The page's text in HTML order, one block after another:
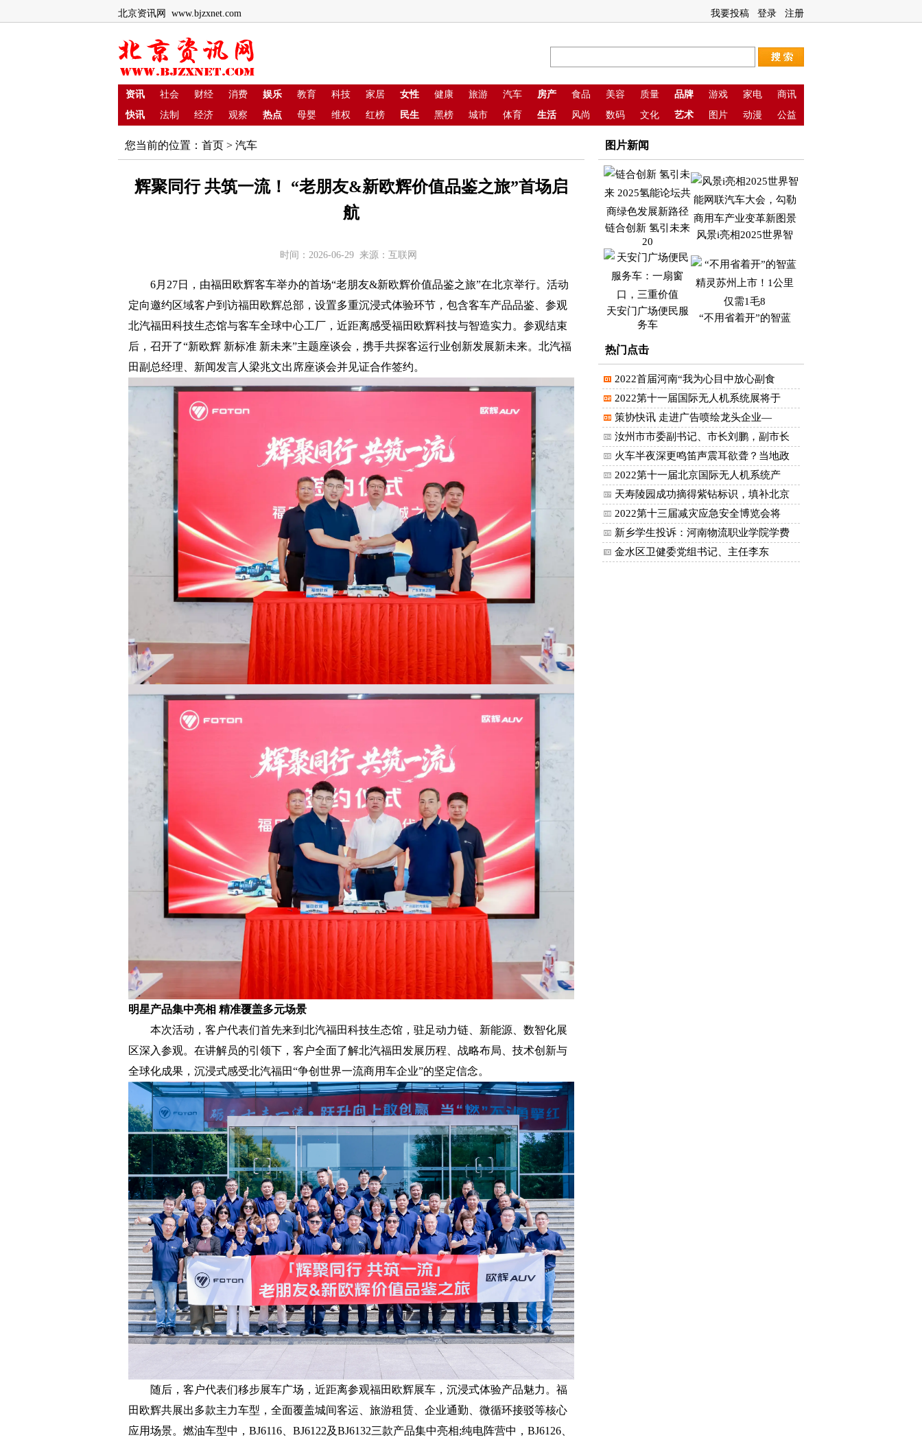
北京资讯网 www.bjzxnet.com 我要投稿 登录 注册
资讯 社会 财经 消费 娱乐 教育 科技 家居 女性 健康 旅游 汽车 房产 食品 美容 质量 品牌 游戏 家电
商讯
快讯
法制 经济 观察 热点 母婴 维权 红榜 民生 黑榜 城市 体育 生活 风尚 数码 文化 艺术 图片 动漫 公益
您当前的位置： 首页 > 汽车
辉聚同行 共筑一流！ “老朋友&新欧辉价值品鉴之旅”首场启
航
时间：2026-06-29 来源：互联网
6月27日，由福田欧辉客车举办的首场“老朋友&新欧辉价值品鉴之旅”在北京举行。活动
定向邀约区域客户到访福田欧辉总部，设置多重沉浸式体验环节，包含客车产品品鉴、参观
北汽福田科技生态馆与客车全球中心工厂，近距离感受福田欧辉科技与智造实力。参观结束
后，召开了“新欧辉 新标准 新未来”主题座谈会，携手共探客运行业创新发展新未来。北汽福
田副总经理、新闻发言人梁兆文出席座谈会并见证合作签约。
明星产品集中亮相 精准覆盖多元场景
本次活动，客户代表们首先来到北汽福田科技生态馆，驻足动力链、新能源、数智化展
区深入参观。在讲解员的引领下，客户全面了解北汽福田发展历程、战略布局、技术创新与
全球化成果，沉浸式感受北汽福田“争创世界一流商用车企业”的坚定信念。
随后，客户代表们移步展车广场，近距离参观福田欧辉展车，沉浸式体验产品魅力。福
田欧辉共展出多款主力车型，全面覆盖城间客运、旅游租赁、企业通勤、微循环接驳等核心
应用场景。燃油车型中，BJ6116、BJ6122及BJ6132三款产品集中亮相;纯电阵营中，BJ6126、
图片新闻
链合创新 氢引未来
20
风景i亮相2025世界智
天安门广场便民服
务车
“不用省着开”的智蓝
热门点击
2022首届河南“我为心目中放心副食
2022第十一届国际无人机系统展将于
策协快讯 走进广告喷绘龙头企业—
汝州市市委副书记、市长刘鹏，副市长
火车半夜深更鸣笛声震耳欲聋？当地政
2022第十一届北京国际无人机系统产
天寿陵园成功摘得紫钻标识，填补北京
2022第十三届减灾应急安全博览会将
新乡学生投诉：河南物流职业学院学费
金水区卫健委党组书记、主任李东